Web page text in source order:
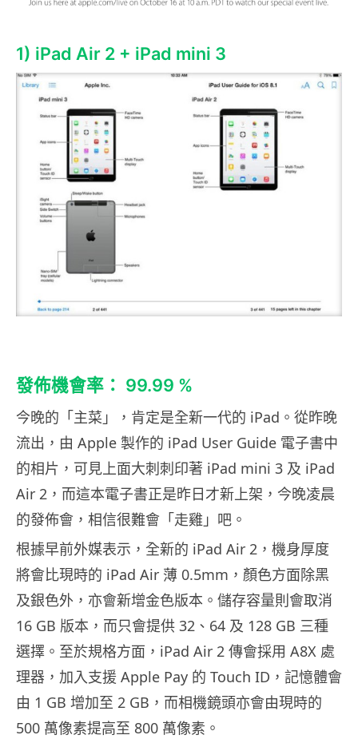
1) iPad Air 2 + iPad mini 3
發佈機會率： 99.99 %
今晚的「主菜」，肯定是全新一代的 iPad。從昨晚
流出，由 Apple 製作的 iPad User Guide 電子書中
的相片，可見上面大刺刺印著 iPad mini 3 及 iPad
Air 2，而這本電子書正是昨日才新上架，今晚凌晨
的發佈會，相信很難會「走雞」吧。
根據早前外媒表示，全新的 iPad Air 2，機身厚度
將會比現時的 iPad Air 薄 0.5mm，顏色方面除黑
及銀色外，亦會新增金色版本。儲存容量則會取消
16 GB 版本，而只會提供 32、64 及 128 GB 三種
選擇。至於規格方面，iPad Air 2 傳會採用 A8X 處
理器，加入支援 Apple Pay 的 Touch ID，記憶體會
由 1 GB 增加至 2 GB，而相機鏡頭亦會由現時的
500 萬像素提高至 800 萬像素。